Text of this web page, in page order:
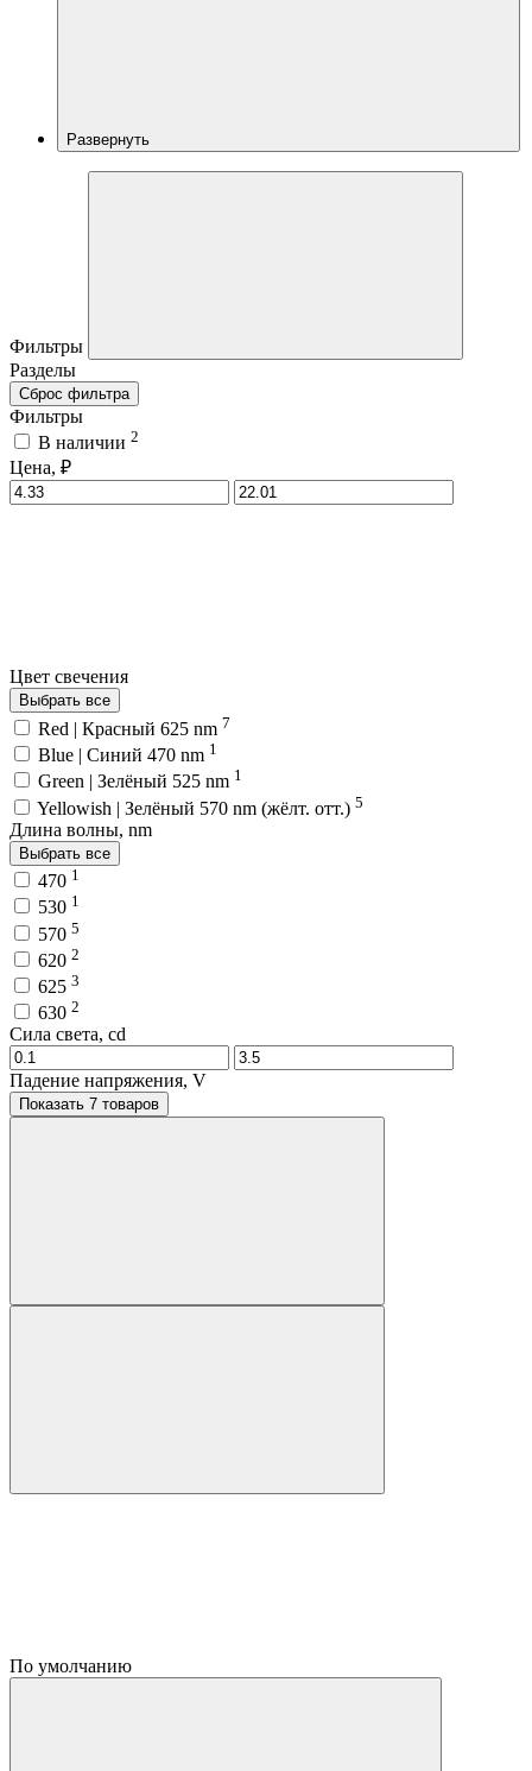
Развернуть
Фильтры
Разделы
Сброс фильтра
Фильтры
В наличии 2
Цена, ₽
Цвет свечения
Выбрать все
Red | Красный 625 nm 7
Blue | Синий 470 nm 1
Green | Зелёный 525 nm 1
Yellowish | Зелёный 570 nm (жёлт. отт.) 5
Длина волны, nm
Выбрать все
470 1
530 1
570 5
620 2
625 3
630 2
Сила света, cd
Падение напряжения, V
Показать 7 товаров
По умолчанию